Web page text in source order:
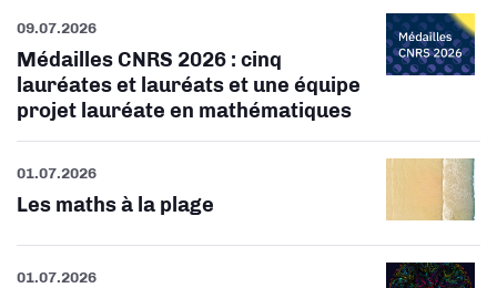
09.07.2026
Médailles CNRS 2026 : cinq
lauréates et lauréats et une équipe
projet lauréate en mathématiques
01.07.2026
Les maths à la plage
01.07.2026